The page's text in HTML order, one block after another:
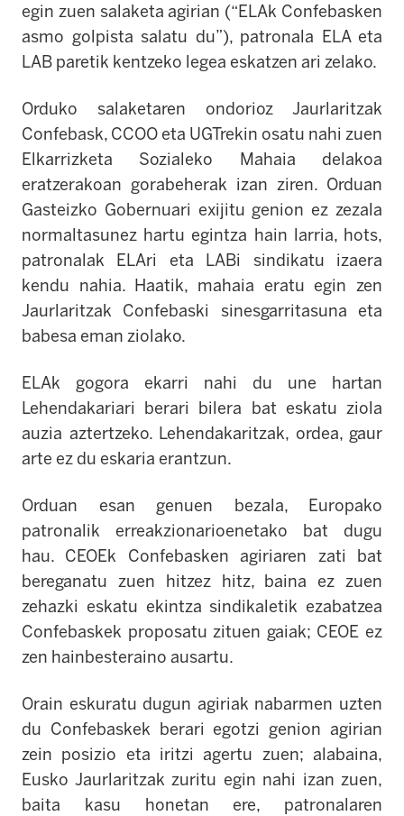
egin zuen salaketa agirian (“ELAk Confebasken
asmo golpista salatu du”), patronala ELA eta
LAB paretik kentzeko legea eskatzen ari zelako.
Orduko salaketaren ondorioz Jaurlaritzak
Confebask, CCOO eta UGTrekin osatu nahi zuen
Elkarrizketa Sozialeko Mahaia delakoa
eratzerakoan gorabeherak izan ziren. Orduan
Gasteizko Gobernuari exijitu genion ez zezala
normaltasunez hartu egintza hain larria, hots,
patronalak ELAri eta LABi sindikatu izaera
kendu nahia. Haatik, mahaia eratu egin zen
Jaurlaritzak Confebaski sinesgarritasuna eta
babesa eman ziolako.
ELAk gogora ekarri nahi du une hartan
Lehendakariari berari bilera bat eskatu ziola
auzia aztertzeko. Lehendakaritzak, ordea, gaur
arte ez du eskaria erantzun.
Orduan esan genuen bezala, Europako
patronalik erreakzionarioenetako bat dugu
hau. CEOEk Confebasken agiriaren zati bat
bereganatu zuen hitzez hitz, baina ez zuen
zehazki eskatu ekintza sindikaletik ezabatzea
Confebaskek proposatu zituen gaiak; CEOE ez
zen hainbesteraino ausartu.
Orain eskuratu dugun agiriak nabarmen uzten
du Confebaskek berari egotzi genion agirian
zein posizio eta iritzi agertu zuen; alabaina,
Eusko Jaurlaritzak zuritu egin nahi izan zuen,
baita kasu honetan ere, patronalaren